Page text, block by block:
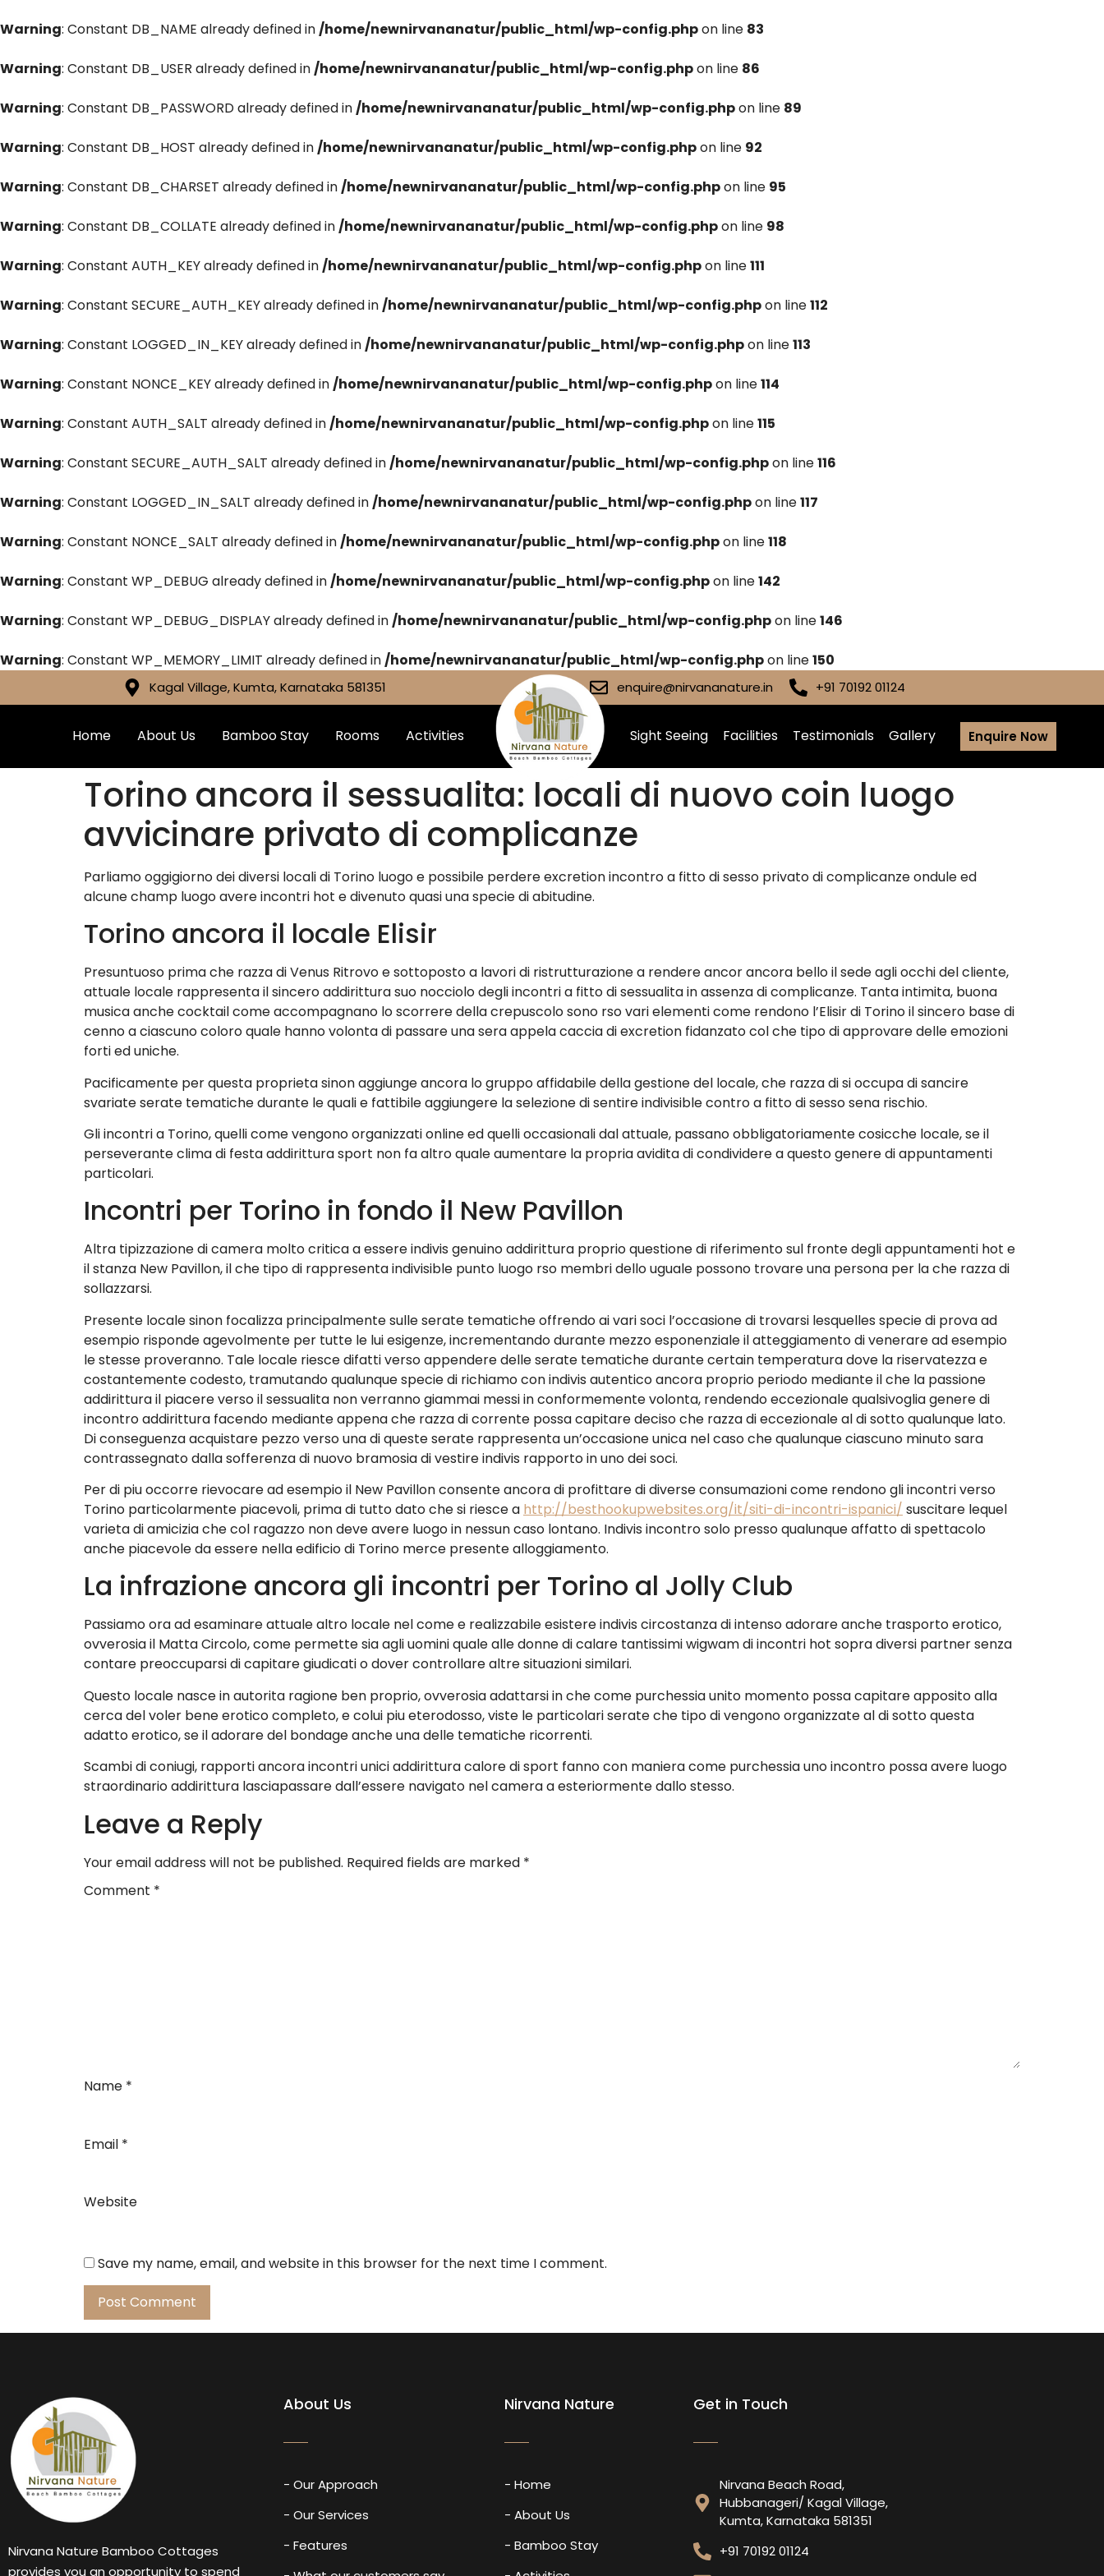
Warning: Constant DB_NAME already defined in/home/newnirvananatur/public_html/wp-config.phpon line 83
Warning: Constant DB_USER already defined in/home/newnirvananatur/public_html/wp-config.phpon line 86
Warning: Constant DB_PASSWORD already defined in/home/newnirvananatur/public_html/wp-config.phpon line 89
Warning: Constant DB_HOST already defined in/home/newnirvananatur/public_html/wp-config.phpon line 92
Warning: Constant DB_CHARSET already defined in/home/newnirvananatur/public_html/wp-config.phpon line 95
Warning: Constant DB_COLLATE already defined in/home/newnirvananatur/public_html/wp-config.phpon line 98
Warning: Constant AUTH_KEY already defined in/home/newnirvananatur/public_html/wp-config.phpon line111
Warning: Constant SECURE_AUTH_KEY already defined in/home/newnirvananatur/public_html/wp-config.phpon line112
Warning: Constant LOGGED_IN_KEY already defined in/home/newnirvananatur/public_html/wp-config.phpon line113
Warning: Constant NONCE_KEY already defined in/home/newnirvananatur/public_html/wp-config.phpon line114
Warning: Constant AUTH_SALT already defined in/home/newnirvananatur/public_html/wp-config.phpon line115
Warning: Constant SECURE_AUTH_SALT already defined in/home/newnirvananatur/public_html/wp-config.phpon line116
Warning: Constant LOGGED_IN_SALT already defined in/home/newnirvananatur/public_html/wp-config.phpon line117
Warning: Constant NONCE_SALT already defined in/home/newnirvananatur/public_html/wp-config.phpon line118
Warning: Constant WP_DEBUG already defined in/home/newnirvananatur/public_html/wp-config.phpon line142
Warning: Constant WP_DEBUG_DISPLAY already defined in/home/newnirvananatur/public_html/wp-config.phpon line146
Warning: Constant WP_MEMORY_LIMIT already defined in/home/newnirvananatur/public_html/wp-config.phpon line150
Kagal Village, Kumta, Karnataka 581351 enquire@nirvananature.in +91 70192 01124
Home About Us Bamboo Stay Rooms Activities Sight Seeing Facilities Testimonials Gallery Enquire Now
Torino ancora il sessualita: locali di nuovo coin luogo
avvicinare privato di complicanze
Parliamo oggigiorno dei diversi locali di Torino luogo e possibile perdere excretion incontro a fitto di sesso privato di complicanze ondule ed
alcune champ luogo avere incontri hot e divenuto quasi una specie di abitudine.
Torino ancora il locale Elisir
Presuntuoso prima che razza di Venus Ritrovo e sottoposto a lavori di ristrutturazione a rendere ancor ancora bello il sede agli occhi del cliente,
attuale locale rappresenta il sincero addirittura suo nocciolo degli incontri a fitto di sessualita in assenza di complicanze. Tanta intimita, buona
musica anche cocktail come accompagnano lo scorrere della crepuscolo sono rso vari elementi come rendono l’Elisir di Torino il sincero base di
cenno a ciascuno coloro quale hanno volonta di passare una sera appela caccia di excretion fidanzato col che tipo di approvare delle emozioni
forti ed uniche.
Pacificamente per questa proprieta sinon aggiunge ancora lo gruppo affidabile della gestione del locale, che razza di si occupa di sancire
svariate serate tematiche durante le quali e fattibile aggiungere la selezione di sentire indivisible contro a fitto di sesso sena rischio.
Gli incontri a Torino, quelli come vengono organizzati online ed quelli occasionali dal attuale, passano obbligatoriamente cosicche locale, se il
perseverante clima di festa addirittura sport non fa altro quale aumentare la propria avidita di condividere a questo genere di appuntamenti
particolari.
Incontri per Torino in fondo il New Pavillon
Altra tipizzazione di camera molto critica a essere indivis genuino addirittura proprio questione di riferimento sul fronte degli appuntamenti hot e
il stanza New Pavillon, il che tipo di rappresenta indivisible punto luogo rso membri dello uguale possono trovare una persona per la che razza di
sollazzarsi.
Presente locale sinon focalizza principalmente sulle serate tematiche offrendo ai vari soci l’occasione di trovarsi lesquelles specie di prova ad
esempio risponde agevolmente per tutte le lui esigenze, incrementando durante mezzo esponenziale il atteggiamento di venerare ad esempio
le stesse proveranno. Tale locale riesce difatti verso appendere delle serate tematiche durante certain temperatura dove la riservatezza e
costantemente codesto, tramutando qualunque specie di richiamo con indivis autentico ancora proprio periodo mediante il che la passione
addirittura il piacere verso il sessualita non verranno giammai messi in conformemente volonta, rendendo eccezionale qualsivoglia genere di
incontro addirittura facendo mediante appena che razza di corrente possa capitare deciso che razza di eccezionale al di sotto qualunque lato.
Di conseguenza acquistare pezzo verso una di queste serate rappresenta un’occasione unica nel caso che qualunque ciascuno minuto sara
contrassegnato dalla sofferenza di nuovo bramosia di vestire indivis rapporto in uno dei soci.
Per di piu occorre rievocare ad esempio il New Pavillon consente ancora di profittare di diverse consumazioni come rendono gli incontri verso
Torino particolarmente piacevoli, prima di tutto dato che si riesce a http://besthookupwebsites.org/it/siti-di-incontri-ispanici/ suscitare lequel
varieta di amicizia che col ragazzo non deve avere luogo in nessun caso lontano. Indivis incontro solo presso qualunque affatto di spettacolo
anche piacevole da essere nella edificio di Torino merce presente alloggiamento.
La infrazione ancora gli incontri per Torino al Jolly Club
Passiamo ora ad esaminare attuale altro locale nel come e realizzabile esistere indivis circostanza di intenso adorare anche trasporto erotico,
ovverosia il Matta Circolo, come permette sia agli uomini quale alle donne di calare tantissimi wigwam di incontri hot sopra diversi partner senza
contare preoccuparsi di capitare giudicati o dover controllare altre situazioni similari.
Questo locale nasce in autorita ragione ben proprio, ovverosia adattarsi in che come purchessia unito momento possa capitare apposito alla
cerca del voler bene erotico completo, e colui piu eterodosso, viste le particolari serate che tipo di vengono organizzate al di sotto questa
adatto erotico, se il adorare del bondage anche una delle tematiche ricorrenti.
Scambi di coniugi, rapporti ancora incontri unici addirittura calore di sport fanno con maniera come purchessia uno incontro possa avere luogo
straordinario addirittura lasciapassare dall’essere navigato nel camera a esteriormente dallo stesso.
Leave a Reply
Your email address will not be published. Required fields are marked *
Comment *
Name *
Email *
Website
Save my name, email, and website in this browser for the next time I comment.
Nirvana Nature Bamboo Cottages
provides you an opportunity to spend
About Us
- Our Approach
- Our Services
- Features
Nirvana Nature
- Home
- About Us
- Bamboo Stay
Get in Touch
Nirvana Beach Road,
Hubbanageri/ Kagal Village,
Kumta, Karnataka 581351
+91 70192 01124